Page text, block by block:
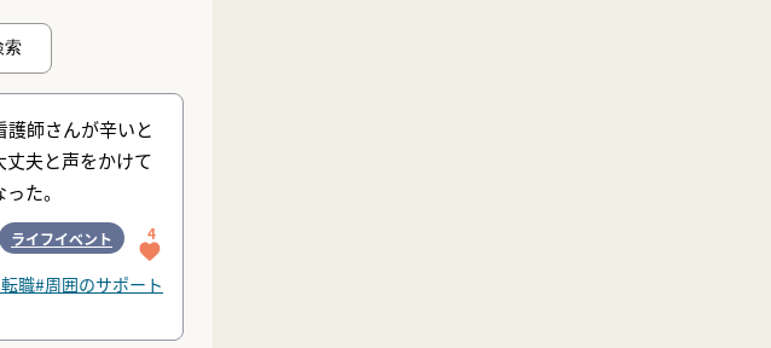
索
師さんが辛いと
丈夫と声をかけて
た。
ライフイベント 4
職#周囲のサポート